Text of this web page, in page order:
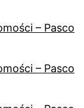
– Pasco
– Pasco